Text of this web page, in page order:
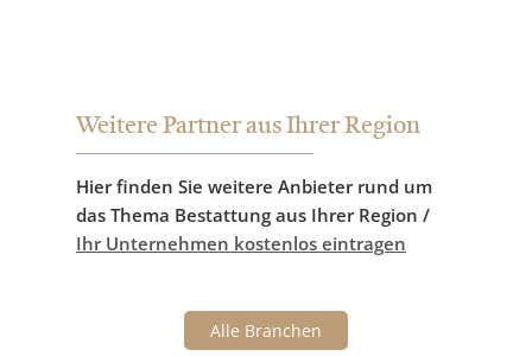
Weitere Partner aus Ihrer Region
Hier finden Sie weitere Anbieter rund um
das Thema Bestattung aus Ihrer Region /
Ihr Unternehmen kostenlos eintragen
Alle Branchen